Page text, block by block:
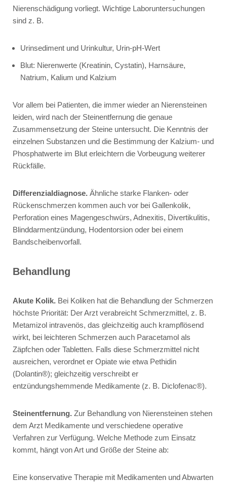
Nierenschädigung vorliegt. Wichtige Laboruntersuchungen
sind z. B.
Urinsediment und Urinkultur, Urin-pH-Wert
Blut: Nierenwerte (Kreatinin, Cystatin), Harnsäure,
Natrium, Kalium und Kalzium
Vor allem bei Patienten, die immer wieder an Nierensteinen
leiden, wird nach der Steinentfernung die genaue
Zusammensetzung der Steine untersucht. Die Kenntnis der
einzelnen Substanzen und die Bestimmung der Kalzium- und
Phosphatwerte im Blut erleichtern die Vorbeugung weiterer
Rückfälle.
Differenzialdiagnose. Ähnliche starke Flanken- oder
Rückenschmerzen kommen auch vor bei Gallenkolik,
Perforation eines Magengeschwürs, Adnexitis, Divertikulitis,
Blinddarmentzündung, Hodentorsion oder bei einem
Bandscheibenvorfall.
Behandlung
Akute Kolik. Bei Koliken hat die Behandlung der Schmerzen
höchste Priorität: Der Arzt verabreicht Schmerzmittel, z. B.
Metamizol intravenös, das gleichzeitig auch krampflösend
wirkt, bei leichteren Schmerzen auch Paracetamol als
Zäpfchen oder Tabletten. Falls diese Schmerzmittel nicht
ausreichen, verordnet er Opiate wie etwa Pethidin
(Dolantin®); gleichzeitig verschreibt er
entzündungshemmende Medikamente (z. B. Diclofenac®).
Steinentfernung. Zur Behandlung von Nierensteinen stehen
dem Arzt Medikamente und verschiedene operative
Verfahren zur Verfügung. Welche Methode zum Einsatz
kommt, hängt von Art und Größe der Steine ab:
Eine konservative Therapie mit Medikamenten und Abwarten